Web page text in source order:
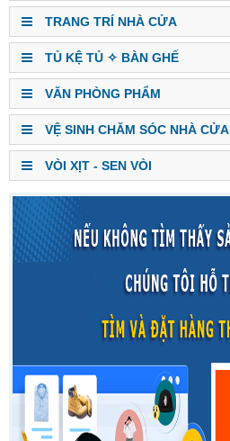
TRANG TRÍ NHÀ CỬA
TỦ KỆ TỦ ✧ BÀN GHẾ
VĂN PHÒNG PHẨM
VỆ SINH CHĂM SÓC NHÀ CỬA
VÒI XỊT - SEN VÒI